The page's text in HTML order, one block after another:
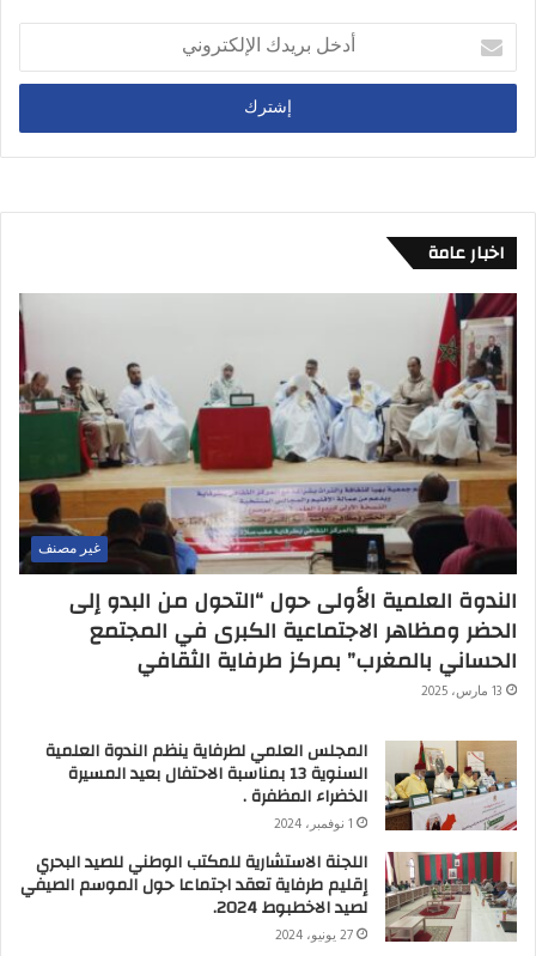
أدخل
بريدك
الإلكتروني
اخبار عامة
غير مصنف
الندوة العلمية الأولى حول “التحول من البدو إلى
الحضر ومظاهر الاجتماعية الكبرى في المجتمع
الحساني بالمغرب” بمركز طرفاية الثقافي
13 مارس، 2025
المجلس العلمي لطرفاية ينظم الندوة العلمية
السنوية 13 بمناسبة الاحتفال بعيد المسيرة
الخضراء المظفرة .
1 نوفمبر، 2024
اللجنة الاستشارية للمكتب الوطني للصيد البحري
إقليم طرفاية تعقد اجتماعا حول الموسم الصيفي
لصيد الاخطبوط 2024.
27 يونيو، 2024